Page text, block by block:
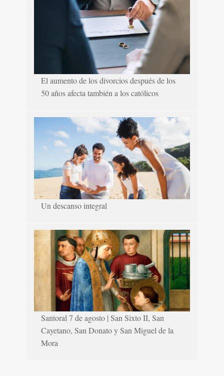
El aumento de los divorcios después de los
50 años afecta también a los católicos
Un descanso integral
Santoral 7 de agosto | San Sixto II, San
Cayetano, San Donato y San Miguel de la
Mora